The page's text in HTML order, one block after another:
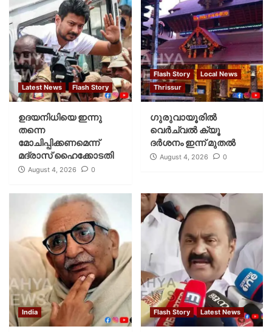
Latest News Flash Story
ഉദയനിധിയെ ഇന്നു
തന്നെ
മോചിപ്പിക്കണമെന്ന്
മദ്രാസ് ഹൈക്കോടതി
August 4, 2026 0
Flash Story
Local News
Thrissur
ഗുരുവായൂരില്‍
വെര്‍ച്വല്‍ ക്യൂ
ദര്‍ശനം ഇന്ന് മുതല്‍
August 4, 2026 0
India Flash Story Latest News